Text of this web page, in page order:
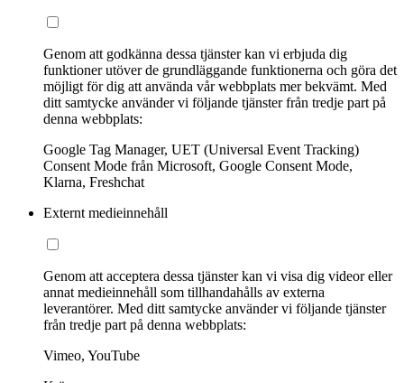
Genom att godkänna dessa tjänster kan vi erbjuda dig
funktioner utöver de grundläggande funktionerna och göra det
möjligt för dig att använda vår webbplats mer bekvämt. Med
ditt samtycke använder vi följande tjänster från tredje part på
denna webbplats:
Google Tag Manager, UET (Universal Event Tracking)
Consent Mode från Microsoft, Google Consent Mode,
Klarna, Freshchat
Externt medieinnehåll
Genom att acceptera dessa tjänster kan vi visa dig videor eller
annat medieinnehåll som tillhandahålls av externa
leverantörer. Med ditt samtycke använder vi följande tjänster
från tredje part på denna webbplats:
Vimeo, YouTube